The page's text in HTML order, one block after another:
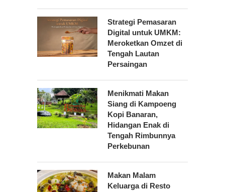
Strategi Pemasaran
Digital untuk UMKM:
Meroketkan Omzet di
Tengah Lautan
Persaingan
Menikmati Makan
Siang di Kampoeng
Kopi Banaran,
Hidangan Enak di
Tengah Rimbunnya
Perkebunan
Makan Malam
Keluarga di Resto